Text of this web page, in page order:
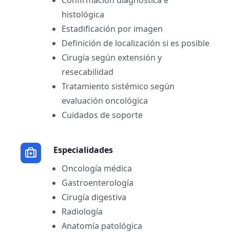
histológica
Estadificación por imagen
Definición de localización si es posible
Cirugía según extensión y
resecabilidad
Tratamiento sistémico según
evaluación oncológica
Cuidados de soporte
Especialidades
Oncología médica
Gastroenterología
Cirugía digestiva
Radiología
Anatomía patológica